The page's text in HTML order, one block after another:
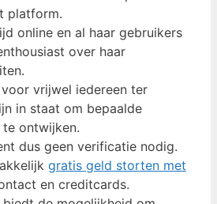
platform.
online en al haar gebruikers
over haar
vrijwel iedereen ter
in staat om bepaalde
te ontwijken.
dus geen verificatie nodig.
gratis geld storten met
en creditcards.